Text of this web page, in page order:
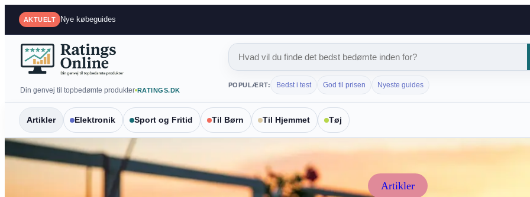
Spring
til
indhold
AKTUELT Mest sammenlignede produkter
Din genvej til topbedømte produkter RATINGS.DK
POPULÆRT: Bedst i test God til prisen Nyeste guides
Artikler Elektronik Sport og Fritid Til Børn Til Hjemmet Tøj
Artikler